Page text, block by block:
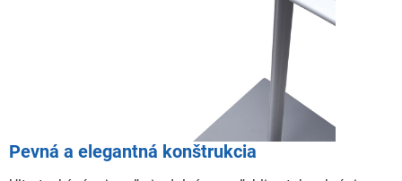
Pevná a elegantná konštrukcia